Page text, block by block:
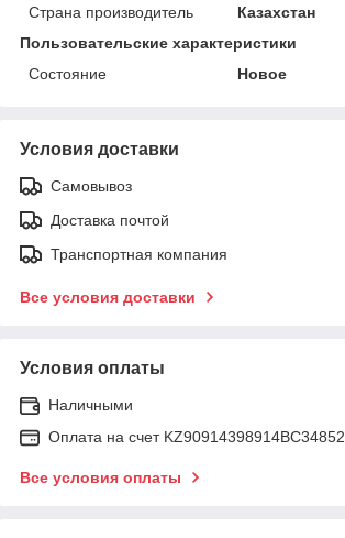
Страна производитель
Казахстан
Пользовательские характеристики
Состояние
Новое
Условия доставки
Самовывоз
Доставка почтой
Транспортная компания
Все условия доставки
Условия оплаты
Наличными
Оплата на счет KZ90914398914ВС34852
Все условия оплаты